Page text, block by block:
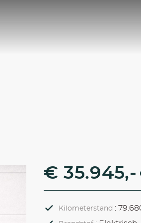
€ 35.945,-
Kilometerstand :